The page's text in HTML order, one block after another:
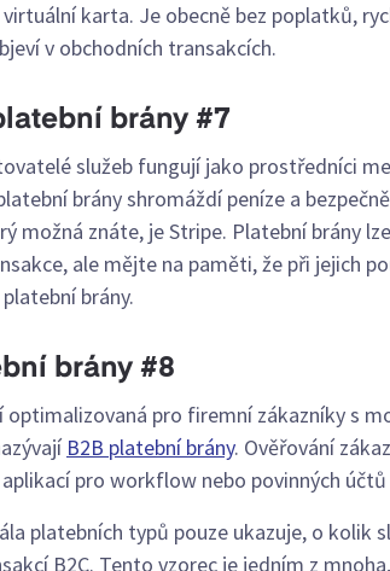
karta. Je obecně bez poplatků,
v obchodních transakcích.
brány #7
služeb fungují jako prostředníci
brány shromáždí peníze a
možná znáte, je Stripe. Platební brány
ale mějte na paměti, že při jejich
brány.
brány #8
optimalizovaná pro firemní zákazníky s
B2B platební brány. Ověřování
pro workflow nebo povinných účtů
platebních typů pouze ukazuje, o kolik
B2C. Tento vzorec je jedním z